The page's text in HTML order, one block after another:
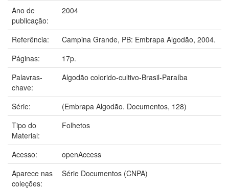
Ano de
publicação:
2004
Referência:
Campina Grande, PB: Embrapa Algodão, 2004.
Páginas:
17p.
Palavras-
chave:
Algodão colorido-cultivo-Brasil-Paraíba
Série:
(Embrapa Algodão. Documentos, 128)
Tipo do
Material:
Folhetos
Acesso:
openAccess
Aparece nas
coleções:
Série Documentos (CNPA)